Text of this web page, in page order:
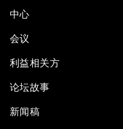
中心
会议
利益相关方
论坛故事
新闻稿